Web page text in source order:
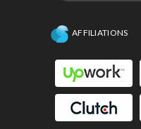
AFFILIATIONS